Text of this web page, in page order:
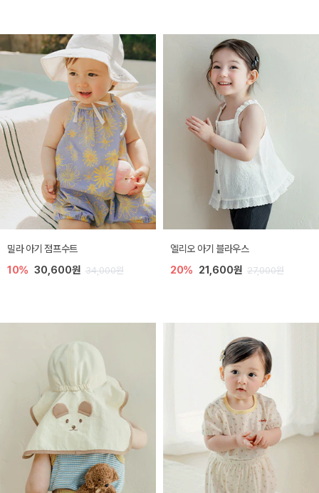
밀라 아기 점프수트
10% 30,600원 34,000원
엘리오 아기 블라우스
20% 21,600원 27,000원